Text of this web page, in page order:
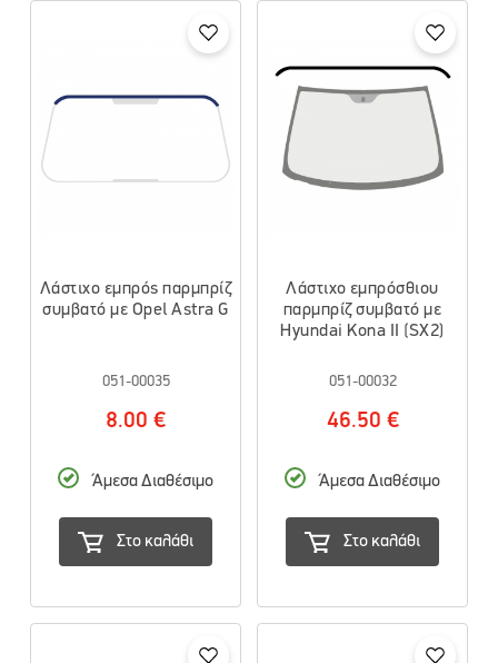
Λάστιχο εμπρός παρμπρίζ
συμβατό με Opel Astra G
051-00035
8.00 €
Άμεσα Διαθέσιμο
Στο καλάθι
Λάστιχο εμπρόσθιου
παρμπρίζ συμβατό με
Hyundai Kona II (SX2)
051-00032
46.50 €
Άμεσα Διαθέσιμο
Στο καλάθι